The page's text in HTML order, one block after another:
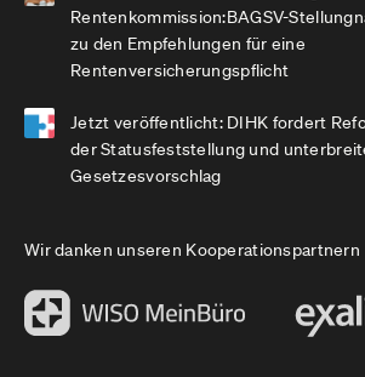
Rentenkommission:BAGSV-
zu den Empfehlungen für eine
Rentenversicherungspflicht
Jetzt veröffentlicht: DIHK fordert
der Statusfeststellung und
Gesetzesvorschlag
Wir danken unseren Kooperationspartnern